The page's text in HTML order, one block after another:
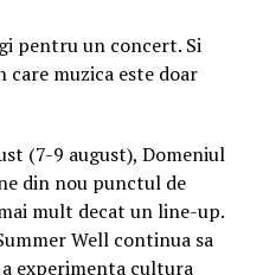
din interiorul partidului
guvernului PSD.
pentru cÄ nu am fost
crezut foarte mult Ã®n
oameni care te
sÄ te gÃ¢ndeÅti cÄ te
din pÄcate, au fost
pentru un concert. Si
care muzica este doar
(7-9 august), Domeniul
din nou punctul de
mult decat un line-up.
Well continua sa
experimenta cultura